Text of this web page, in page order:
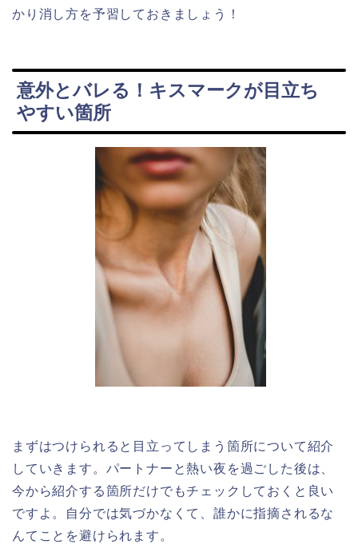
かり消し方を予習しておきましょう！
意外とバレる！キスマークが目立ち
やすい箇所
まずはつけられると目立ってしまう箇所について紹介
していきます。パートナーと熱い夜を過ごした後は、
今から紹介する箇所だけでもチェックしておくと良い
ですよ。自分では気づかなくて、誰かに指摘されるな
んてことを避けられます。